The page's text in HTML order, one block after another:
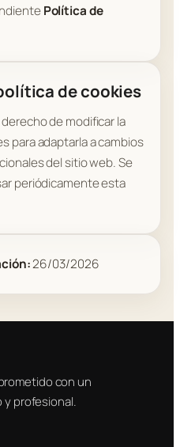
Política de
de cookies
de modificar la
para adaptarla a cambios
del sitio web. Se
periódicamente esta
26/03/2026
con un
y profesional.